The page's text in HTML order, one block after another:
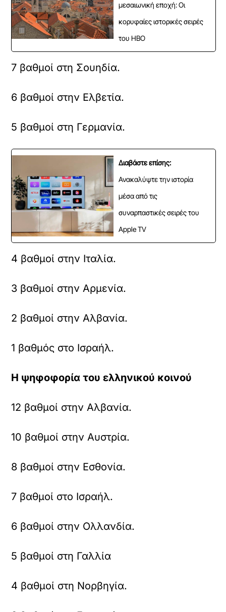
μεσαιωνική εποχή: Οι
κορυφαίες ιστορικές σειρές
του HBO
7 βαθμοί στη Σουηδία.
6 βαθμοί στην Ελβετία.
5 βαθμοί στη Γερμανία.
Διαβάστε επίσης:
Ανακαλύψτε την ιστορία
μέσα από τις
συναρπαστικές σειρές του
Apple TV
4 βαθμοί στην Ιταλία.
3 βαθμοί στην Αρμενία.
2 βαθμοί στην Αλβανία.
1 βαθμός στο Ισραήλ.
Η ψηφοφορία του ελληνικού κοινού
12 βαθμοί στην Αλβανία.
10 βαθμοί στην Αυστρία.
8 βαθμοί στην Εσθονία.
7 βαθμοί στο Ισραήλ.
6 βαθμοί στην Ολλανδία.
5 βαθμοί στη Γαλλία
4 βαθμοί στη Νορβηγία.